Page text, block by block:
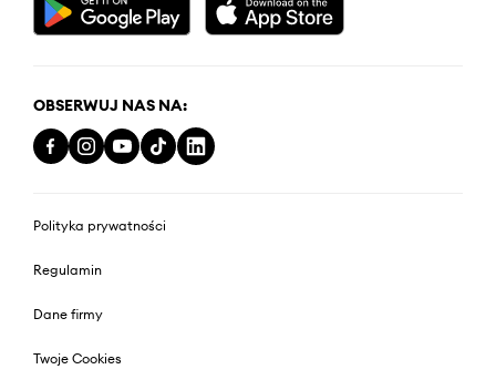
OBSERWUJ NAS NA:
Polityka prywatności
Regulamin
Dane firmy
Twoje Cookies